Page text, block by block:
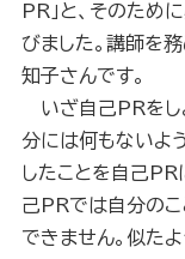
PR 」と、そのため
びました。講師を
知子さんです。
いざ自己 PRを
分には何もないよ
したことを自己 PR
己 PRでは自分の
できません。似た